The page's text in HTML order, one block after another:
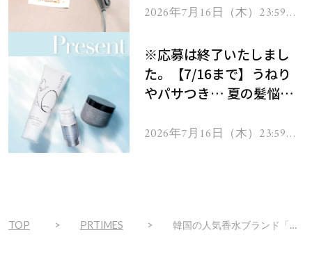
ヘアドライヤー ジュエル
2026年7月16日（木）23:59ま
※応募は終了いたしまし
た。【7/16まで】うねり
やパサつき… 夏の髪悩み
ムを13名様にプレゼン
2026年7月16日（木）23:59ま
TOP PRTIMES 韓国の人気香水ブランド「DAILY COMMA」より「デイリーコンマ アロマパフュームミスト」が日本初上陸！いつでもどこでも、気軽に香り高い日常のルーティンを。